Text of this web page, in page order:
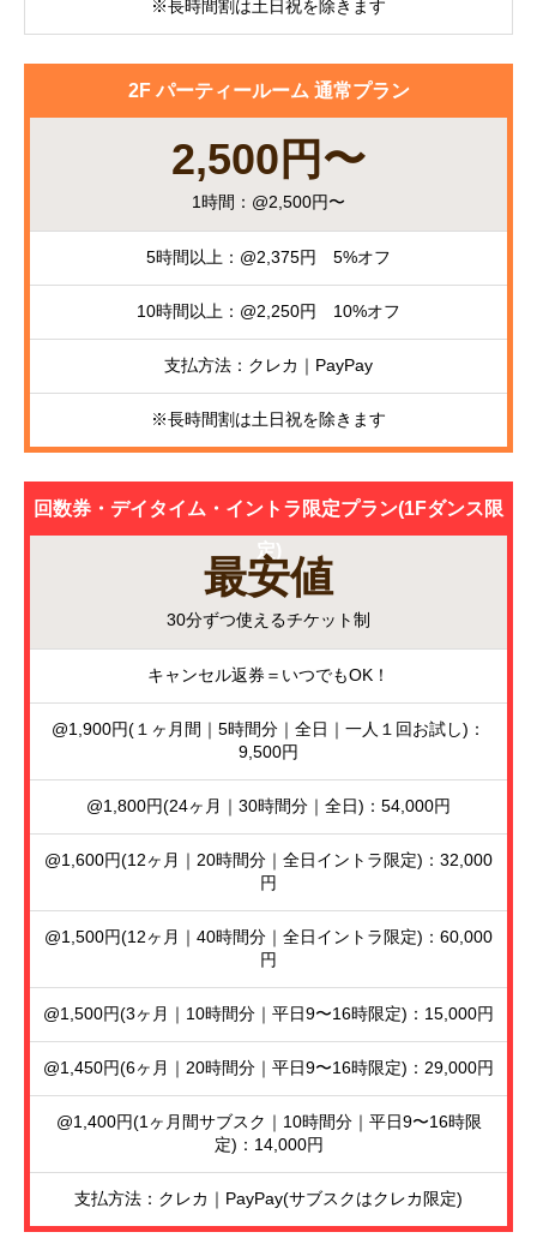
※長時間割は土日祝を除きます
2F パーティールーム 通常プラン
2,500円〜
1時間：@2,500円〜
5時間以上：@2,375円 5%オフ
10時間以上：@2,250円 10%オフ
支払方法：クレカ｜PayPay
※長時間割は土日祝を除きます
回数券・デイタイム・イントラ限定プラン(1Fダンス限
定)
最安値
30分ずつ使えるチケット制
キャンセル返券＝いつでもOK！
@1,900円(１ヶ月間｜5時間分｜全日｜一人１回お試し)：
9,500円
@1,800円(24ヶ月｜30時間分｜全日)：54,000円
@1,600円(12ヶ月｜20時間分｜全日イントラ限定)：32,000
円
@1,500円(12ヶ月｜40時間分｜全日イントラ限定)：60,000
円
@1,500円(3ヶ月｜10時間分｜平日9〜16時限定)：15,000円
@1,450円(6ヶ月｜20時間分｜平日9〜16時限定)：29,000円
@1,400円(1ヶ月間サブスク｜10時間分｜平日9〜16時限
定)：14,000円
支払方法：クレカ｜PayPay(サブスクはクレカ限定)